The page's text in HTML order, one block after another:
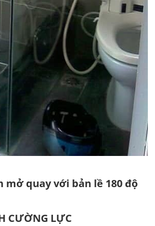
mở quay với bản lề 180 độ
CƯỜNG LỰC